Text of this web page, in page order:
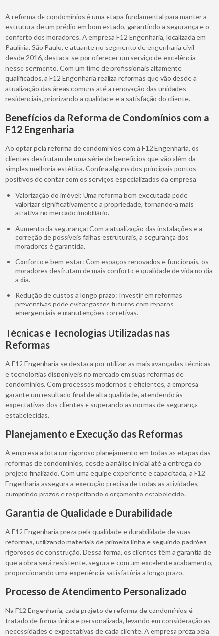
A reforma de condomínios é uma etapa fundamental para manter a
estrutura de um prédio em bom estado, garantindo a segurança e o
conforto dos moradores. A empresa F12 Engenharia, localizada em
Paulínia, São Paulo, e atuante no segmento de engenharia civil
desde 2016, destaca-se por oferecer um serviço de excelência
nesse segmento. Com um time de profissionais altamente
qualificados, a F12 Engenharia realiza reformas que vão desde a
atualização das áreas comuns até a renovação das unidades
residenciais, priorizando a qualidade e a satisfação do cliente.
Benefícios da Reforma de Condomínios com a
F12 Engenharia
Ao optar pela reforma de condomínios com a F12 Engenharia, os
clientes desfrutam de uma série de benefícios que vão além da
simples melhoria estética. Confira alguns dos principais pontos
positivos de contar com os serviços especializados da empresa:
Valorização do imóvel: Uma reforma bem executada pode
valorizar significativamente a propriedade, tornando-a mais
atrativa no mercado imobiliário.
Aumento da segurança: Com a atualização das instalações e a
correção de possíveis falhas estruturais, a segurança dos
moradores é garantida.
Conforto e bem-estar: Com espaços renovados e funcionais, os
moradores desfrutam de mais conforto e qualidade de vida no dia
a dia.
Redução de custos a longo prazo: Investir em reformas
preventivas pode evitar gastos futuros com reparos
emergenciais e manutenções corretivas.
Técnicas e Tecnologias Utilizadas nas
Reformas
A F12 Engenharia se destaca por utilizar as mais avançadas técnicas
e tecnologias disponíveis no mercado em suas reformas de
condomínios. Com processos modernos e eficientes, a empresa
garante um resultado final de alta qualidade, atendendo às
expectativas dos clientes e superando as normas de segurança
estabelecidas.
Planejamento e Execução das Reformas
A empresa adota um rigoroso planejamento em todas as etapas das
reformas de condomínios, desde a análise inicial até a entrega do
projeto finalizado. Com uma equipe experiente e capacitada, a F12
Engenharia assegura a execução precisa de todas as atividades,
cumprindo prazos e respeitando o orçamento estabelecido.
Garantia de Qualidade e Durabilidade
A F12 Engenharia preza pela qualidade e durabilidade de suas
reformas, utilizando materiais de primeira linha e seguindo padrões
rigorosos de construção. Dessa forma, os clientes têm a garantia de
que a obra será resistente, segura e com um excelente acabamento,
proporcionando uma experiência satisfatória a longo prazo.
Processo de Atendimento Personalizado
Na F12 Engenharia, cada projeto de reforma de condomínios é
tratado de forma única e personalizada, levando em consideração as
necessidades e expectativas de cada cliente. A empresa preza pela